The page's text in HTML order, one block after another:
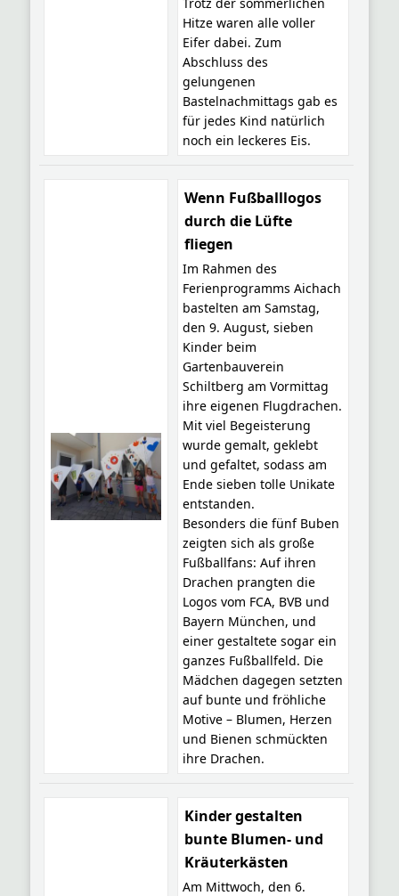
Hitze waren alle voller
Eifer dabei. Zum
Abschluss des
gelungenen
Bastelnachmittags gab es
für jedes Kind natürlich
noch ein leckeres Eis.
Wenn Fußballlogos
durch die Lüfte
fliegen
Im Rahmen des
Ferienprogramms Aichach
bastelten am Samstag,
den 9. August, sieben
Kinder beim
Gartenbauverein
Schiltberg am Vormittag
ihre eigenen Flugdrachen.
Mit viel Begeisterung
wurde gemalt, geklebt
und gefaltet, sodass am
Ende sieben tolle Unikate
entstanden.
Besonders die fünf Buben
zeigten sich als große
Fußballfans: Auf ihren
Drachen prangten die
Logos vom FCA, BVB und
Bayern München, und
einer gestaltete sogar ein
ganzes Fußballfeld. Die
Mädchen dagegen setzten
auf bunte und fröhliche
Motive – Blumen, Herzen
und Bienen schmückten
ihre Drachen.
Kinder gestalten
bunte Blumen- und
Kräuterkästen
Am Mittwoch, den 6.